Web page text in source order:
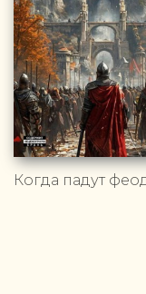
Когда падут